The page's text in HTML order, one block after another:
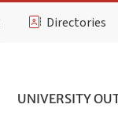
Directories
UNIVERSITY